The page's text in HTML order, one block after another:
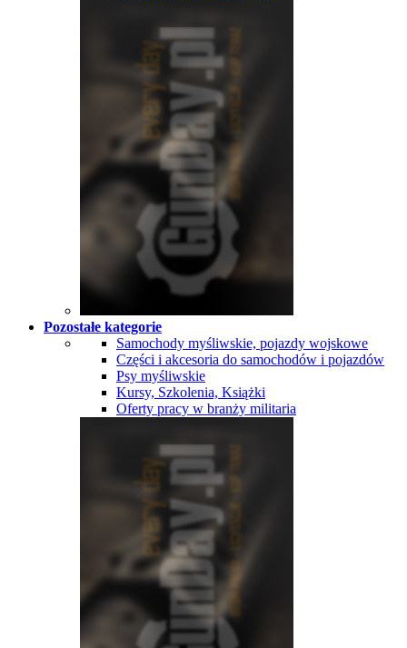
Pozostałe kategorie
Samochody myśliwskie, pojazdy wojskowe
Części i akcesoria do samochodów i pojazdów
Psy myśliwskie
Kursy, Szkolenia, Książki
Oferty pracy w branży militaria